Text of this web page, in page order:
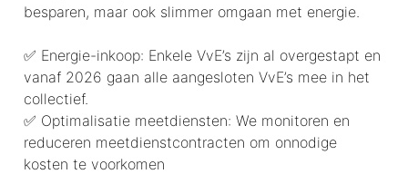
besparen, maar ook slimmer omgaan met energie.
✅ Energie-inkoop: Enkele VvE’s zijn al overgestapt en
vanaf 2026 gaan alle aangesloten VvE’s mee in het
collectief.
✅ Optimalisatie meetdiensten: We monitoren en
reduceren meetdienstcontracten om onnodige
kosten te voorkomen